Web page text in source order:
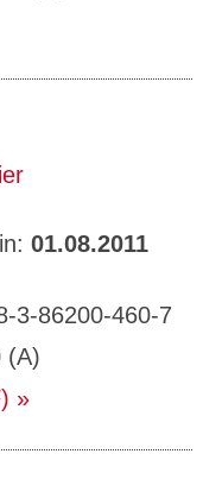
01.08.2011
3-86200-460-7
(A)